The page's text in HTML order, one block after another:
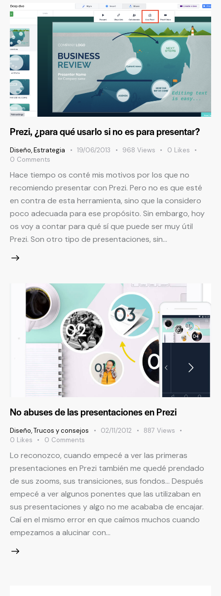
Prezi, ¿para qué usarlo si no es para presentar?
Diseño,Estrategia 19/06/2013 968 Views 0 Likes
0 Comments
Hace tiempo os conté mis motivos por los que no
recomiendo presentar con Prezi. Pero no es que esté
en contra de esta herramienta, sino que la considero
poco adecuada para ese propósito. Sin embargo, hoy
os voy a contar para qué sí que puede ser muy útil
Prezi. Son otro tipo de presentaciones, sin…
No abuses de las presentaciones en Prezi
Diseño,Trucos y consejos 02/11/2012 887 Views
0 Likes 0 Comments
Lo reconozco, cuando empecé a ver las primeras
presentaciones en Prezi también me quedé prendado
de sus zooms, sus transiciones, sus fondos… Después
empecé a ver algunos ponentes que las utilizaban en
sus presentaciones y algo no me acababa de encajar.
Caí en el mismo error en que caímos muchos cuando
empezamos a alucinar con…